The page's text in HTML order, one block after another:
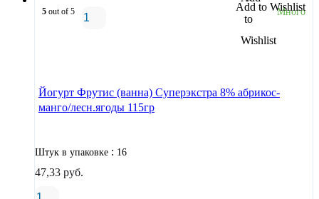
Add to Wishlist
5 out of 5 Много
Йогурт Фрутис (ванна) Суперэкстра 8% абрикос-
манго/лесн.ягоды 115гр
Штук в упаковке : 16
47,33 руб.